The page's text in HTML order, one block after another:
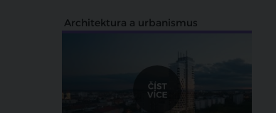
Architektura a urbanismus